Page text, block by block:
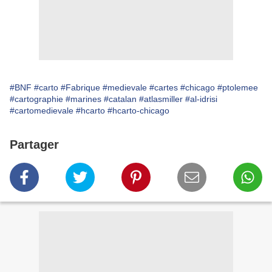
#BNF #carto #Fabrique #medievale #cartes #chicago #ptolemee
#cartographie #marines #catalan #atlasmiller #al-idrisi
#cartomedievale #hcarto #hcarto-chicago
Partager